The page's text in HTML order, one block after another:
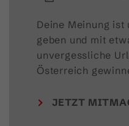
Deine Meinung ist
geben und mit
unvergessliche
Österreich
JETZT